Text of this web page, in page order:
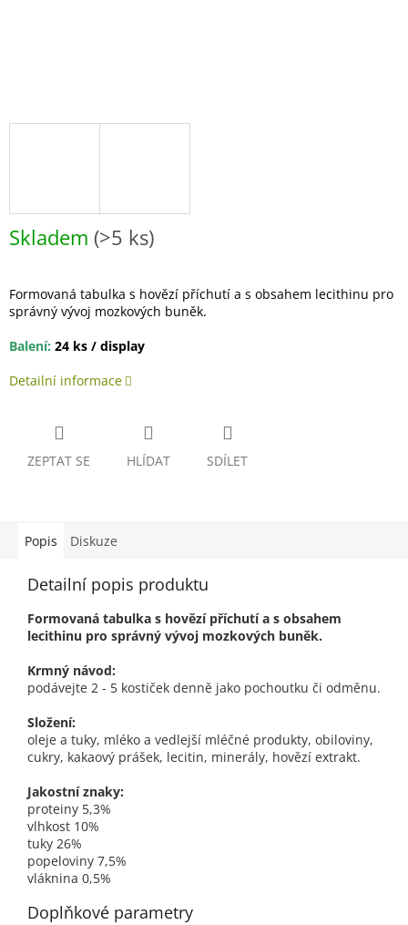
Skladem (>5 ks)
Formovaná tabulka s hovězí příchutí a s obsahem lecithinu pro
správný vývoj mozkových buněk.
Balení: 24 ks / display
Detailní informace
ZEPTAT SE HLÍDAT SDÍLET
Popis Diskuze
Detailní popis produktu
Formovaná tabulka s hovězí příchutí a s obsahem
lecithinu pro správný vývoj mozkových buněk.
Krmný návod:
podávejte 2 - 5 kostiček denně jako pochoutku či odměnu.
Složení:
oleje a tuky, mléko a vedlejší mléčné produkty, obiloviny,
cukry, kakaový prášek, lecitin, minerály, hovězí extrakt.
Jakostní znaky:
proteiny 5,3%
vlhkost 10%
tuky 26%
popeloviny 7,5%
vláknina 0,5%
Doplňkové parametry